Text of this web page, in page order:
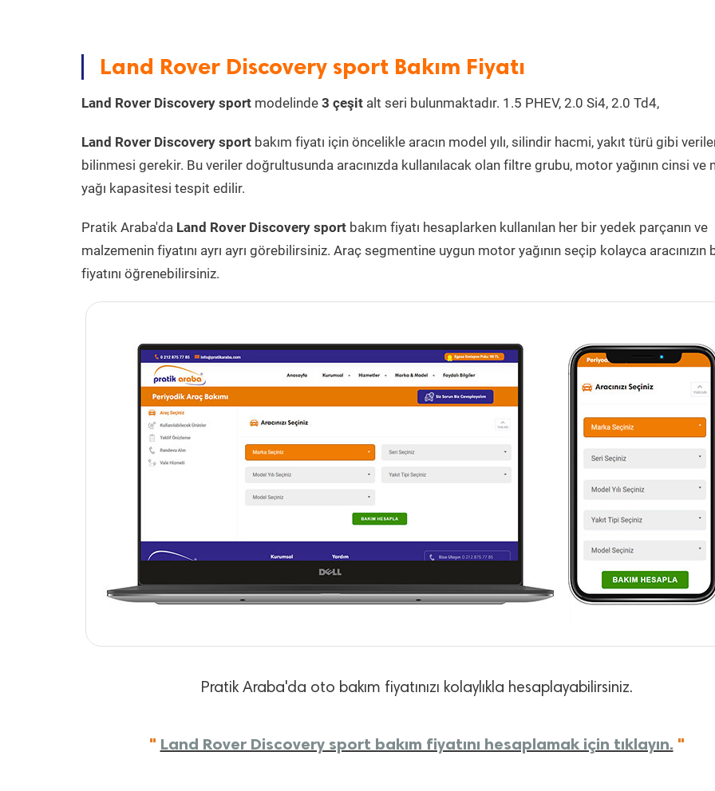
Land Rover Discovery sport Bakım Fiyatı
Land Rover Discovery sport modelinde 3 çeşit alt seri bulunmaktadır. 1.5 PHEV, 2.0 Si4, 2.0 Td4,
Land Rover Discovery sport bakım fiyatı için öncelikle aracın model yılı, silindir hacmi, yakıt türü gibi
bilinmesi gerekir. Bu veriler doğrultusunda aracınızda kullanılacak olan filtre grubu, motor yağının cinsi ve
yağı kapasitesi tespit edilir.
Pratik Araba'da Land Rover Discovery sport bakım fiyatı hesaplarken kullanılan her bir yedek parçanın ve
malzemenin fiyatını ayrı ayrı görebilirsiniz. Araç segmentine uygun motor yağının seçip kolayca aracınızın
fiyatını öğrenebilirsiniz.
Pratik Araba'da oto bakım fiyatınızı kolaylıkla hesaplayabilirsiniz.
" Land Rover Discovery sport bakım fiyatını hesaplamak için tıklayın. "